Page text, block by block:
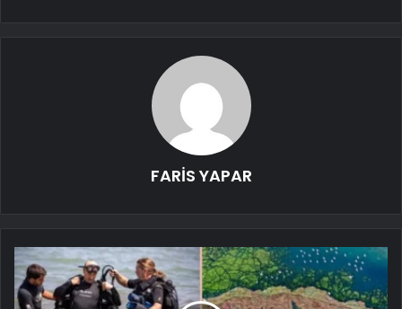
FARİS YAPAR